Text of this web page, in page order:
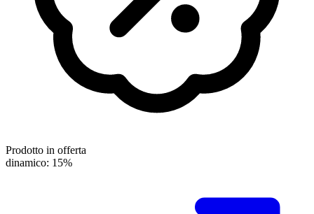
Prodotto in offerta
dinamico: 15%